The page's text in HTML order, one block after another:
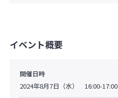
イベント概要
開催日時
2024年8月7日（水） 16:00-17:00